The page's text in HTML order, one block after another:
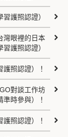
護照認證）
灣眼裡的日本
習護照認證）
照認證）！
對談工作坊
準時參與）！
照認證）！